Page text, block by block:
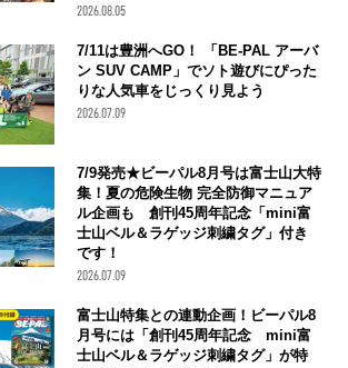
2026.08.05
7/11は豊洲へGO！ 「BE-PAL アーバ
ン SUV CAMP」でソト遊びにぴった
りな人気車をじっくり見よう
2026.07.09
7/9発売★ビーパル8月号は富士山大特
集！夏の危険生物 完全防御マニュア
ル企画も 創刊45周年記念「mini富
士山ベル＆ラゲッジ刺繍タグ」付き
です！
2026.07.09
富士山特集との連動企画！ビーパル8
月号には「創刊45周年記念 mini富
士山ベル＆ラゲッジ刺繍タグ」が特